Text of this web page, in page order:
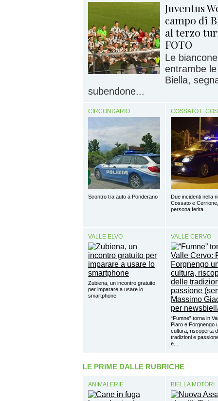
Juventus
campo di
al terzo
FOTO
Le
entrambe
Biella,
subendone...
CIRCONDARIO
Scontro tra auto a Ponderano
COSSATO E
Due incidenti nella
Cossato e
persona ferita
VALLE ELVO
Zubiena, un incontro gratuito
per imparare a usare lo
smartphone
VALLE CERVO
“Fumne” torna in
Piaro e Forgnengo
cultura, riscoperta
tradizioni e
e...
LE PRIME DALLE RUBRICHE
ANIMALERIE BIELLA MOTORI